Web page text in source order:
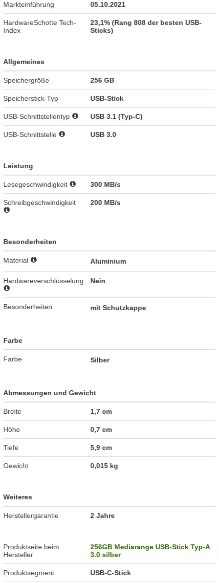
Markteinführung 05.10.2021
HardwareSchotte Tech-
Index
23,1% (Rang 808 der besten USB-
Sticks)
Allgemeines
Speichergröße 256 GB
Speicherstick-Typ USB-Stick
USB-Schnittstellentyp USB 3.1 (Typ-C)
USB-Schnittstelle USB 3.0
Leistung
Lesegeschwindigkeit 300 MB/s
Schreibgeschwindigkeit 200 MB/s
Besonderheiten
Material Aluminium
Hardwareverschlüsselung Nein
Besonderheiten mit Schutzkappe
Farbe
Farbe Silber
Abmessungen und Gewicht
Breite 1,7 cm
Höhe 0,7 cm
Tiefe 5,9 cm
Gewicht 0,015 kg
Weiteres
Herstellergarantie 2 Jahre
Produktseite beim
Hersteller
256GB Mediarange USB-Stick Typ-A
3.0 silber
Produktsegment USB-C-Stick